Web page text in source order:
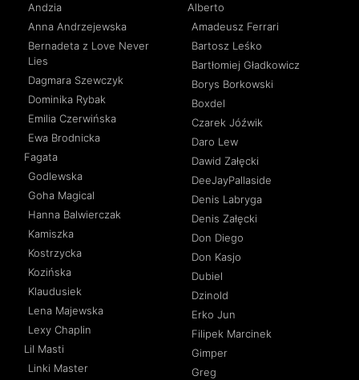
Andzia
Anna Andrzejewska
Bernadeta z Love Never
Lies
Dagmara Szewczyk
Dominika Rybak
Emilia Czerwińska
Ewa Brodnicka
Fagata
Godlewska
Goha Magical
Hanna Balwierczak
Kamiszka
Kostrzycka
Kozińska
Klaudusiek
Lena Majewska
Lexy Chaplin
Lil Masti
Linki Master
Alberto
Amadeusz Ferrari
Bartosz Leśko
Bartłomiej Gładkowicz
Borys Borkowski
Boxdel
Czarek Jóźwik
Daro Lew
Dawid Załęcki
DeeJayPallaside
Denis Labryga
Denis Załęcki
Don Diego
Don Kasjo
Dubiel
Dzinold
Erko Jun
Filipek Marcinek
Gimper
Greg